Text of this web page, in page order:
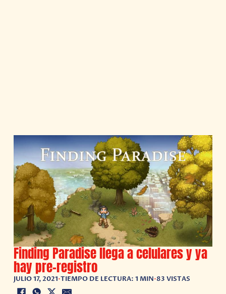
Finding Paradise llega a celulares y ya
hay pre-registro
JULIO 17, 2021•TIEMPO DE LECTURA: 1 MIN•83 VISTAS